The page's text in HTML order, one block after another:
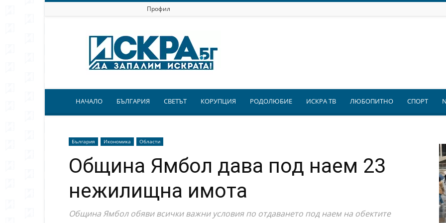
Профил
Искра.бг
НАЧАЛО БЪЛГАРИЯ СВЕТЪТ КОРУПЦИЯ РОДОЛЮБИЕ ИСКРА ТВ ЛЮБОПИТНО СПОРТ
България Икономика Области
Община Ямбол дава под наем 23
нежилищна имота
Община Ямбол обяви всички важни условия по отдаването под наем на обектите